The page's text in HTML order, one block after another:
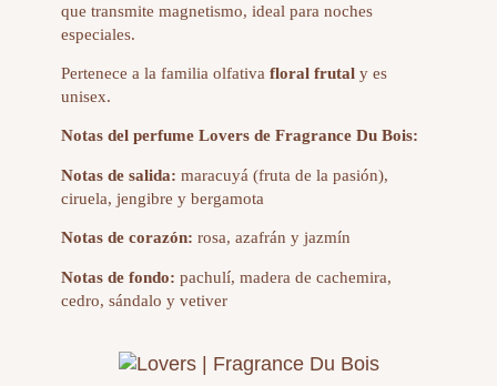
que transmite magnetismo, ideal para noches
especiales.
Pertenece a la familia olfativa floral frutal y es
unisex.
Notas del perfume Lovers de Fragrance Du Bois:
Notas de salida: maracuyá (fruta de la pasión),
ciruela, jengibre y bergamota
Notas de corazón: rosa, azafrán y jazmín
Notas de fondo: pachulí, madera de cachemira,
cedro, sándalo y vetiver